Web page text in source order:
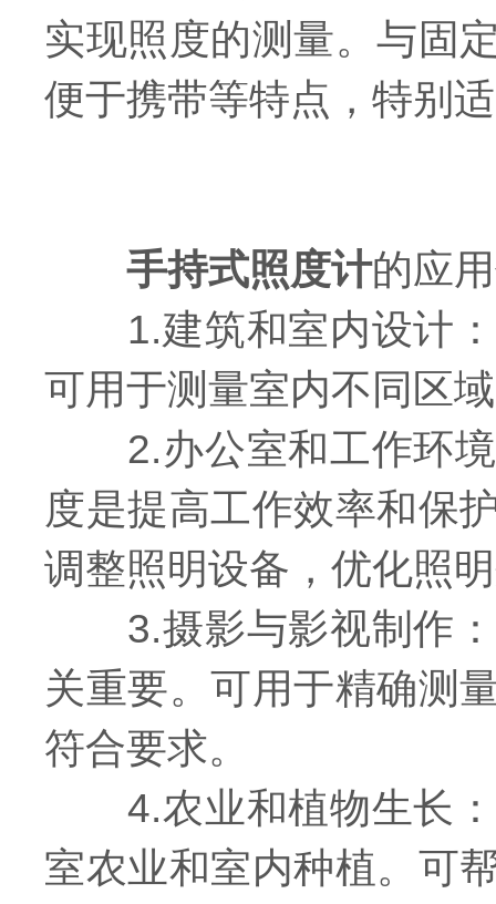
实现照度的测量。与固
便于携带等特点，特别
手持式照度计的应
1.建筑和室内设计：
可用于测量室内不同区
2.办公室和工作环境
度是提高工作效率和保
调整照明设备，优化照
3.摄影与影视制作：
关重要。可用于精确测
符合要求。
4.农业和植物生长：
室农业和室内种植。可